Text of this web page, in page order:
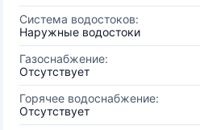
Система водостоков:
Наружные водостоки
Газоснабжение:
Отсутствует
Горячее водоснабжение:
Отсутствует